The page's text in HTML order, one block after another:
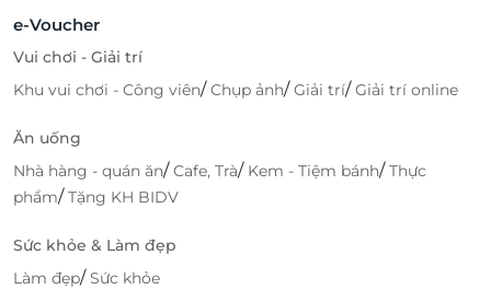
e-Voucher
Vui chơi - Giải trí
Khu vui chơi - Công viên/Chụp ảnh/Giải trí/Giải trí online
Ăn uống
Nhà hàng - quán ăn/Cafe, Trà/ Kem - Tiệm bánh/Thực
phẩm/Tặng KH BIDV
Sức khỏe & Làm đẹp
Làm đẹp/Sức khỏe